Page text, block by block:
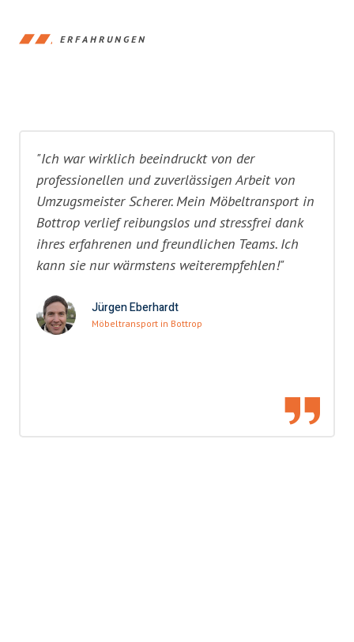
ERFAHRUNGEN
"Ich war wirklich beeindruckt von der
professionellen und zuverlässigen Arbeit von
Umzugsmeister Scherer. Mein Möbeltransport in
Bottrop verlief reibungslos und stressfrei dank
ihres erfahrenen und freundlichen Teams. Ich
kann sie nur wärmstens weiterempfehlen!"
Jürgen Eberhardt
Möbeltransport in Bottrop